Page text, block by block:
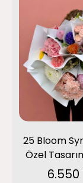
25 Bloom
Özel
6.550